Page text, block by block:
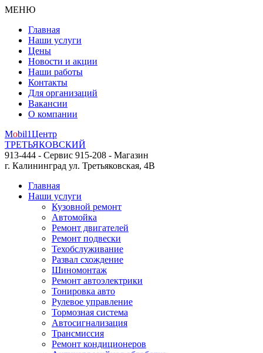
МЕНЮ
Главная
Наши услуги
Цены
Новости и акции
Наши работы
Контакты
Для организаций
Вакансии
О компании
Mobil1Центр
ТРЕТЬЯКОВСКИЙ
913-444 - Сервис 915-208 - Магазин
г. Калининград ул. Третьяковская, 4В
Главная
Наши услуги
Кузовной ремонт
Автомойка
Ремонт двигателей
Ремонт подвески
Техобслуживание
Развал схождение
Шиномонтаж
Ремонт автоэлектрики
Тонировка авто
Рулевое управление
Тормозная система
Автосигнализация
Трансмиссия
Ремонт кондиционеров